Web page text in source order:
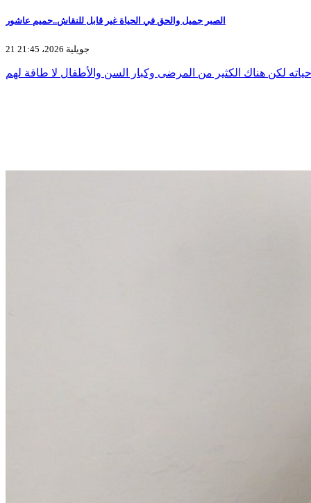
الصبر جميل والحق في الحياة غير قابل للنقاش..حميم عاشور
21 جويلية 2026، 21:45